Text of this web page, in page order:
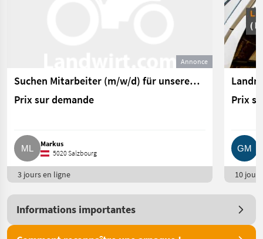
Annonce
Suchen Mitarbeiter (m/w/d) für unseren Reitstall
Prix sur demande
Markus
5020 Salzbourg
3 jours en ligne
Prix
10
Informations importantes